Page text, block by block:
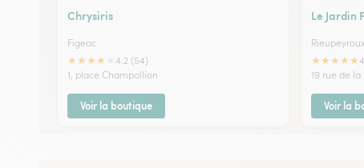
Chrysiris
Figeac
★★★★
4.2 (54)
1, place Champollion
Voir la boutique
Le Jardin
Rieupeyroux
★★★★★
19 rue de
Voir la